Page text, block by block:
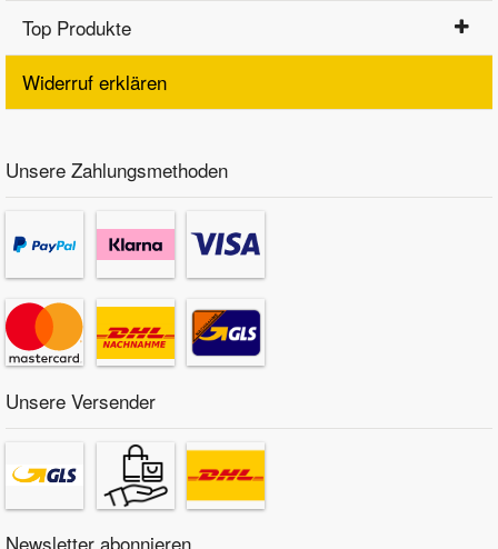
Top Produkte
Widerruf erklären
Unsere Zahlungsmethoden
Unsere Versender
Newsletter abonnieren